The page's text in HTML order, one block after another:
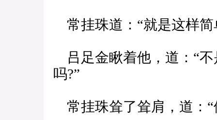
常挂珠道：“就是这样简
吕足金瞅着他，道：“
吗?”
常挂珠耸了耸肩，道：